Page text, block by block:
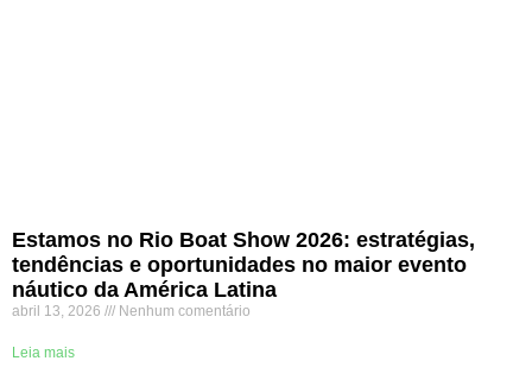
Estamos no Rio Boat Show 2026: estratégias,
tendências e oportunidades no maior evento
náutico da América Latina
abril 13, 2026 Nenhum comentário
Leia mais